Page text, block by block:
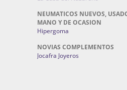
NEUMATICOS NUEVOS,
MANO Y DE OCASION
Hipergoma
NOVIAS COMPLEMENTOS
Jocafra Joyeros